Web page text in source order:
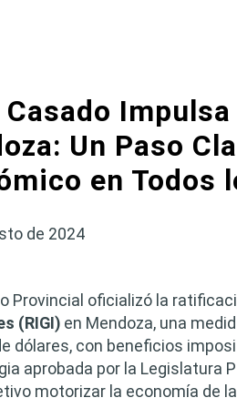
Casado
Un Paso
en Todos
de 2024
Provincial oficializó la
(RIGI) en Mendoza, una
dólares, con beneficios
aprobada por la Legislatura
motorizar la economía de